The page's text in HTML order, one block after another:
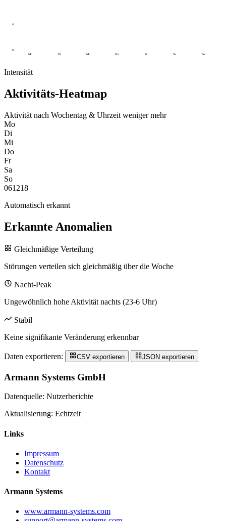
0
3
Mo Di Mi Do Fr Sa So
Intensität
Aktivitäts-Heatmap
Aktivität nach Wochentag & Uhrzeit wenigermehr
Mo
Di
Mi
Do
Fr
Sa
So
061218
Automatisch erkannt
Erkannte Anomalien
Gleichmäßige Verteilung
Störungen verteilen sich gleichmäßig über die Woche
Nacht-Peak
Ungewöhnlich hohe Aktivität nachts (23-6 Uhr)
Stabil
Keine signifikante Veränderung erkennbar
Daten exportieren: CSV exportieren JSON exportieren
Armann Systems GmbH
Datenquelle: Nutzerberichte
Aktualisierung: Echtzeit
Links
Impressum
Datenschutz
Kontakt
Armann Systems
www.armann-systems.com